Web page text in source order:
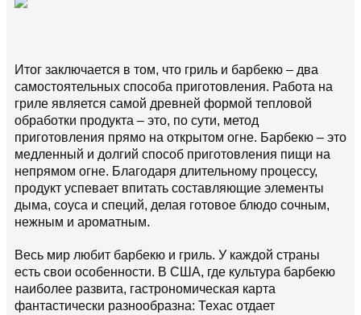
Итог заключается в том, что гриль и барбекю – два
самостоятельных способа приготовления. Работа на
гриле является самой древней формой тепловой
обработки продукта – это, по сути, метод
приготовления прямо на открытом огне. Барбекю – это
медленный и долгий способ приготовления пищи на
непрямом огне. Благодаря длительному процессу,
продукт успевает впитать составляющие элементы
дыма, соуса и специй, делая готовое блюдо сочным,
нежным и ароматным.
Весь мир любит барбекю и гриль. У каждой страны
есть свои особенности. В США, где культура барбекю
наиболее развита, гастрономическая карта
фантастически разнообразна: Техас отдает